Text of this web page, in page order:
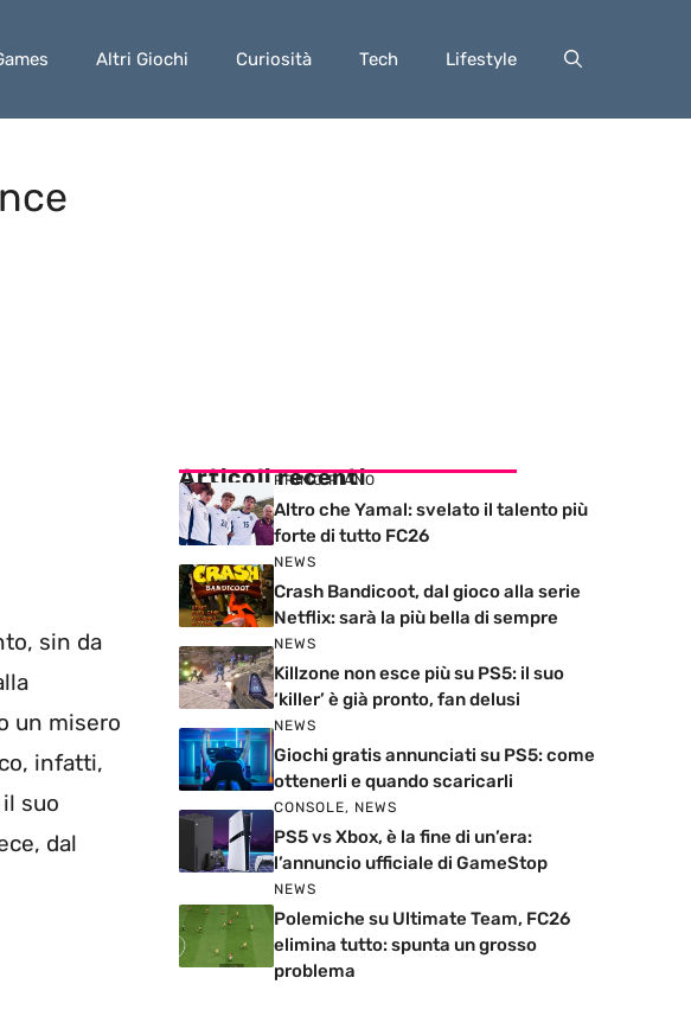
Altri Giochi Curiosità Tech Lifestyle
sin da
un misero
infatti,
suo
dal
Articoli recenti
PRIMO PIANO
Altro che Yamal: svelato il talento più
forte di tutto FC26
NEWS
Crash Bandicoot, dal gioco alla serie
Netflix: sarà la più bella di sempre
NEWS
Killzone non esce più su PS5: il suo
‘killer’ è già pronto, fan delusi
NEWS
Giochi gratis annunciati su PS5: come
ottenerli e quando scaricarli
CONSOLE, NEWS
PS5 vs Xbox, è la fine di un’era:
l’annuncio ufficiale di GameStop
NEWS
Polemiche su Ultimate Team, FC26
elimina tutto: spunta un grosso
problema